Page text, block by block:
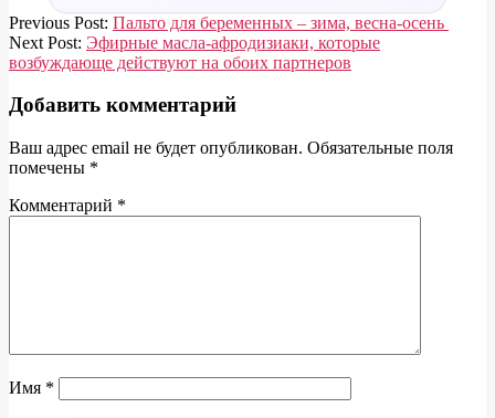
2018-
08-
21
Previous Post: Пальто для беременных – зима, весна-осень
Next Post: Эфирные масла-афродизиаки, которые
возбуждающе действуют на обоих партнеров
Добавить комментарий
Ваш адрес email не будет опубликован. Обязательные поля
помечены *
Комментарий *
Имя *